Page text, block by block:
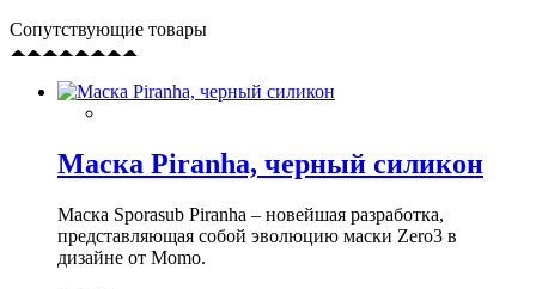
Сопутствующие товары
Маска Piranha, черный силикон
Маска Sporasub Piranha – новейшая разработка,
представляющая собой эволюцию маски Zero3 в
дизайне от Momo.